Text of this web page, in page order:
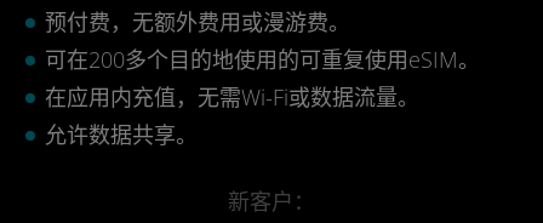
预付费，无额外费用或漫游费。
可在200多个目的地使用的可重复使用eSIM。
在应用内充值，无需Wi-Fi或数据流量。
允许数据共享。
新客户：